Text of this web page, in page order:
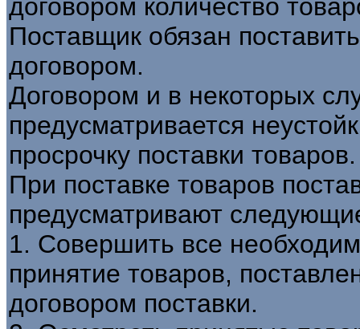
договором количество
Поставщик обязан
договором.
Договором и в некоторых
предусматривается
просрочку поставки товаров.
При поставке товаров
предусматривают
1. Совершить все
принятие товаров,
договором поставки.